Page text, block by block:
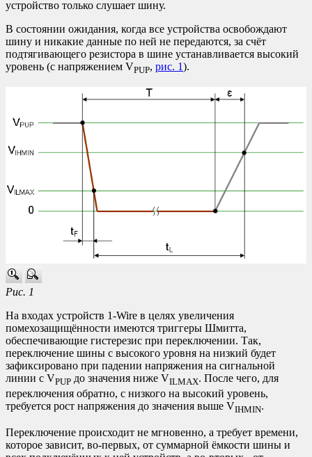
устройство только слушает шину.
В состоянии ожидания, когда все устройства освобождают
шину и никакие данные по ней не передаются, за счёт
подтягивающего резистора в шине устанавливается высокий
уровень (с напряжением VPUP, рис. 1).
Рис. 1
На входах устройств 1-Wire в целях увеличения
помехозащищённости имеются триггеры Шмитта,
обеспечивающие гистерезис при переключении. Так,
переключение шины с высокого уровня на низкий будет
зафиксировано при падении напряжения на сигнальной
линии с VPUP до значения ниже VILMAX. После чего, для
переключения обратно, с низкого на высокий уровень,
требуется рост напряжения до значения выше VIHMIN.
Переключение происходит не мгновенно, а требует времени,
которое зависит, во-первых, от суммарной ёмкости шины и